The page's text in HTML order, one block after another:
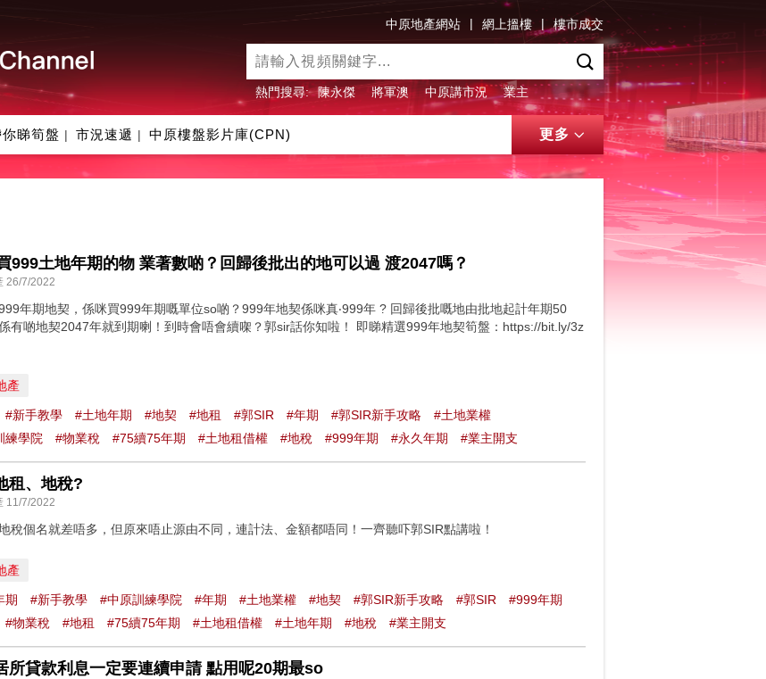
中原地產網站 | 網上搵樓 | 樓市成交
熱門搜尋: 陳永傑 將軍澳 中原講市況 業主
睇筍盤 | 市況速遞 | 中原樓盤影片庫(CPN) 更多
999土地年期的物 業著數啲？回歸後批出的地可以過 渡2047嗎？
26/7/2022
年期地契，係咪買999年期嘅單位so啲？999年地契係咪真‧999年 ? 回歸後批嘅地由批地起計年期50
有啲地契2047年就到期喇！到時會唔會續㗎？郭sir話你知啦！ 即睇精選999年地契筍盤：https://bit.ly/3z
產
#新手教學 #土地年期 #地契 #地租 #郭SIR #年期 #郭SIR新手攻略
#土地業權
練學院
#物業稅 #75續75年期 #土地租借權 #地稅 #999年期 #永久年期 #業主開支
租、地稅?
11/7/2022
稅個名就差唔多，但原來唔止源由不同，連計法、金額都唔同！一齊聽吓郭SIR點講啦！
產
期 #新手教學 #中原訓練學院 #年期 #土地業權 #地契 #郭SIR新手攻略 #郭SIR
#999年期
#物業稅 #地租 #75續75年期 #土地租借權 #土地年期 #地稅 #業主開支
所貸款利息一定要連續申請 點用呢20期最so